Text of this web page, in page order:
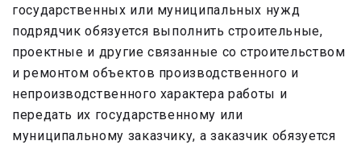
государственных или муниципальных нужд
подрядчик обязуется выполнить строительные,
проектные и другие связанные со строительством
и ремонтом объектов производственного и
непроизводственного характера работы и
передать их государственному или
муниципальному заказчику, а заказчик обязуется